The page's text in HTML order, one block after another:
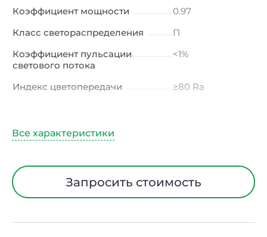
Коэффициент мощности
0.97
Класс светораспределения
П
Коэффициент пульсации
светового потока
<1%
Индекс цветопередачи
≥80 Ra
Угол рассеивания
Диапазон рабочих
температурЗапросить стоимость